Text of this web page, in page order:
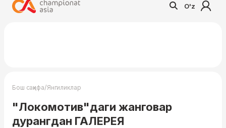
O'z
Бош саҳифа/Янгиликлар
"Локомотив"даги жанговар
дурангдан ГАЛЕРЕЯ